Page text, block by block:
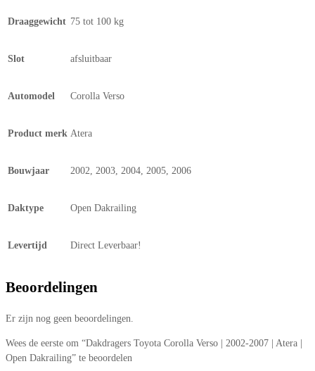
Draaggewicht 75 tot 100 kg
Slot afsluitbaar
Automodel Corolla Verso
Product merk Atera
Bouwjaar 2002, 2003, 2004, 2005, 2006
Daktype Open Dakrailing
Levertijd Direct Leverbaar!
Beoordelingen
Er zijn nog geen beoordelingen.
Wees de eerste om “Dakdragers Toyota Corolla Verso | 2002-2007 | Atera |
Open Dakrailing” te beoordelen